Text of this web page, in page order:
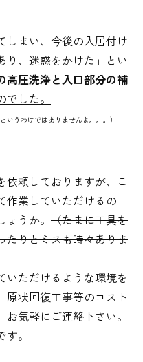
しまい、今後の入居付け
り、迷惑をかけた」とい
高圧洗浄と入口部分の補
した。
いうわけではありませんよ。。。）
依頼しておりますが、こ
作業していただけるの
うか。 （たまに工具を
たりとミスも時々ありま
いただけるような環境を
原状回復工事等のコスト
気軽にご連絡下さい。
。